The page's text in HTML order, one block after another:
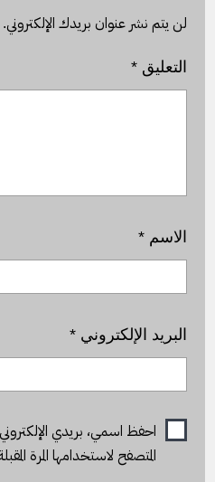
لن يتم نشر عنوان بريدك الإلكتروني.
التعليق*
الاسم*
البريد الإلكتروني*
احفظ اسمي، بريدي
المتصفح لاستخدامها المرة